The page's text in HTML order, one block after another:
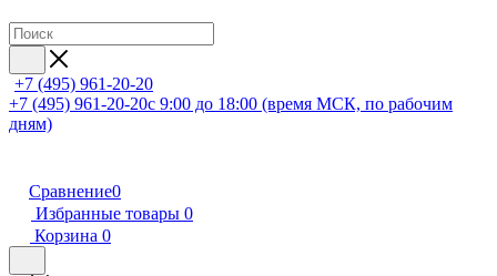
+7 (495) 961-20-20
+7 (495) 961-20-20с 9:00 до 18:00 (время МСК, по рабочим
дням)
Сравнение0
Избранные товары 0
Корзина 0